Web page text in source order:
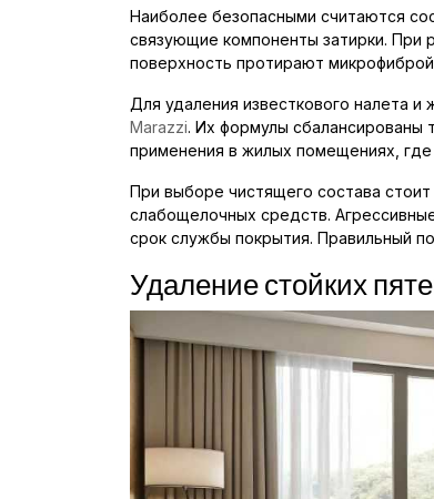
Наиболее безопасными считаются
связующие компоненты затирки. При
поверхность протирают
Для удаления известкового налета
Marazzi. Их формулы сбалансированы
применения в жилых помещениях,
При выборе чистящего состава стоит
слабощелочных средств.
срок службы покрытия. Правильный
Удаление стойких